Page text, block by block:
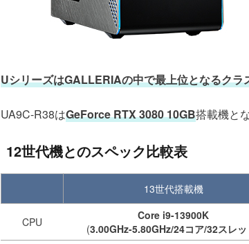
UシリーズはGALLERIAの中で最上位となるクラ
UA9C-R38はGeForce RTX 3080 10GB搭載機と
12世代機とのスペック比較表
13世代搭載機
CPU
Core i9-13900K
(3.00GHz-5.80GHz/24コア/32スレッ